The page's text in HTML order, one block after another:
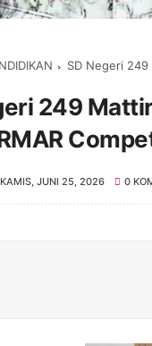
SD Negeri 249
249
KAMIS, JUNI 25, 2026 0